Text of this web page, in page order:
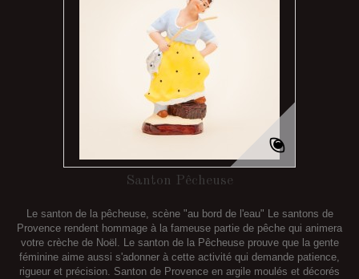
Santon Pêcheuse
Le santon de la pêcheuse, scène "au bord de l'eau" Le santons de
Provence rendent hommage à la fameuse partie de pêche qui animera
votre crèche de Noël. Le santon de la Pêcheuse prouve que la gente
féminine aime aussi s'adonner à cette activité qui demande patience,
rigueur et précision. Santon de Provence en argile moulés et décorés